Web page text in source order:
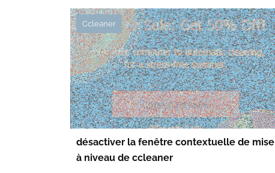
Ccleaner
désactiver la fenêtre contextuelle de mise
à niveau de ccleaner